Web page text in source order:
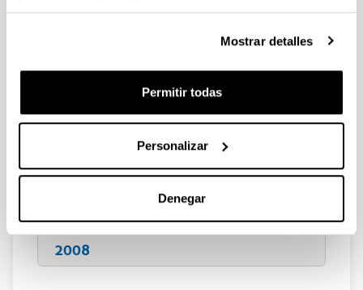
Mostrar detalles
Permitir todas
Personalizar
Denegar
2013
2008